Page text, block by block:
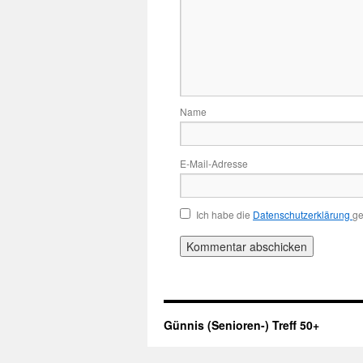
Name
E-Mail-Adresse
Ich habe die Datenschutzerklärung
Günnis (Senioren-) Treff 50+